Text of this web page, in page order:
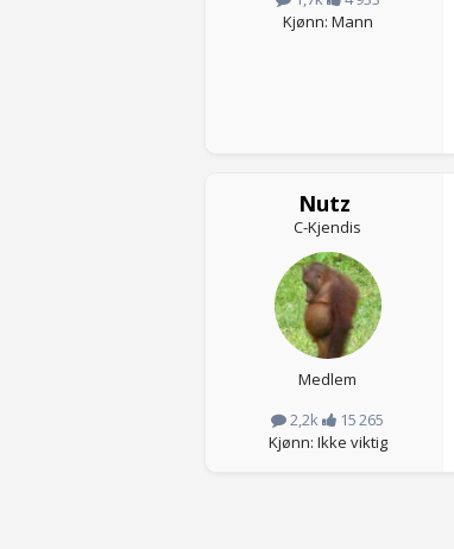
Kjønn: Mann
Nutz
C-Kjendis
Medlem
2,2k
15 265
Kjønn: Ikke viktig